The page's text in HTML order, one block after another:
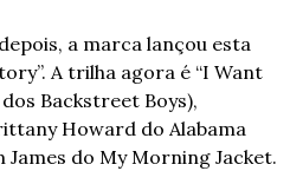
a marca lançou esta
A trilha agora é “I Want
Backstreet Boys),
Howard do Alabama
James do My Morning Jacket.